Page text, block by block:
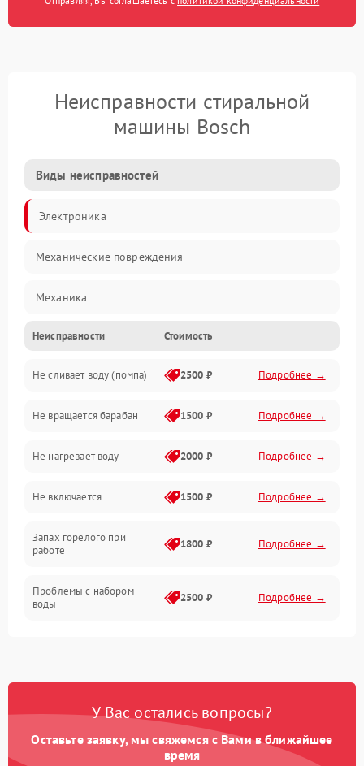
Неисправности стиральной
машины Bosch
Виды неисправностей
Электроника
Механические повреждения
Механика
Электропитание
Водоснабжение
Слив
Программное обеспечение
Неисправности Стоимость
Не сливает воду (помпа) 2500 ₽ Подробнее →
Не вращается барабан 1500 ₽ Подробнее →
Не нагревает воду 2000 ₽ Подробнее →
Не включается 1500 ₽ Подробнее →
Запах горелого при
работе
1800 ₽ Подробнее →
Проблемы с набором
воды
2500 ₽ Подробнее →
Замена платы управления 2200 ₽ Подробнее →
У Вас остались вопросы?
Оставьте заявку, мы свяжемся с Вами в ближайшее
время